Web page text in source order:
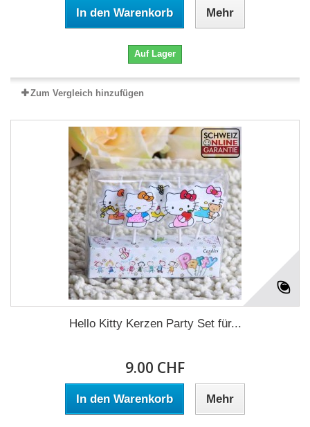
In den Warenkorb Mehr
Auf Lager
Zum Vergleich hinzufügen
Hello Kitty Kerzen Party Set für...
9.00 CHF
In den Warenkorb Mehr